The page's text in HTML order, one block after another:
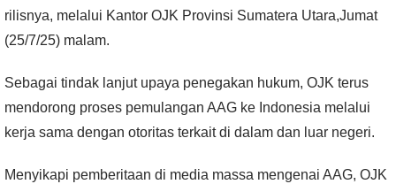
rilisnya, melalui Kantor OJK Provinsi Sumatera Utara,Jumat
(25/7/25) malam.
Sebagai tindak lanjut upaya penegakan hukum, OJK terus
mendorong proses pemulangan AAG ke Indonesia melalui
kerja sama dengan otoritas terkait di dalam dan luar negeri.
Menyikapi pemberitaan di media massa mengenai AAG, OJK